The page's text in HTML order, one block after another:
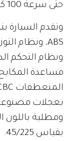
حتى سرعة 100 كم/ساعة في غضون 9.2 ثانية.
وتقدم السيارة
بقياس 45/225.